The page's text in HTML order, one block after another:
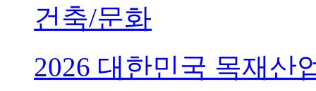
건축/문화
2026 대한민국 목재산